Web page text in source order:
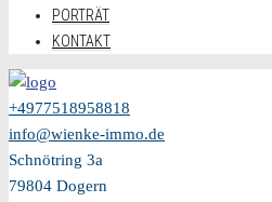
PORTRÄT
KONTAKT
+4977518958818
info@wienke-immo.de
Schnötring 3a
79804 Dogern